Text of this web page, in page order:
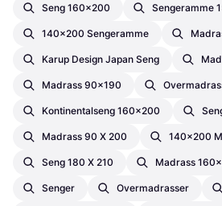
Seng 160x200 Sengeramme
140x200 Sengeramme
Karup Design Japan Seng
Madrass 90x190
Kontinentalseng 160x200
Madrass 90 X 200 140x200
Seng 180 X 210 Madrass
Senger Overmadrasser